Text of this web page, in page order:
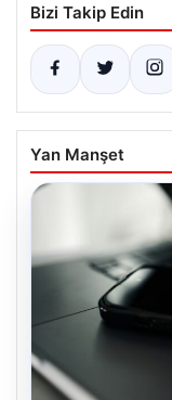
Bizi Takip Edin
Yan Manşet